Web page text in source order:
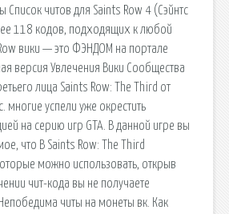
Список читов для Saints Row 4 (Сэйнтс
118 кодов, подходящих к любой
вики — это ФЭНДОМ на портале
версия Увлечения Вики Сообщества
лица Saints Row: The Third от
многие успели уже окрестить
на серию игр GTA. В данной игре вы
что В Saints Row: The Third
можно использовать, открыв
чит-кода вы не получаете
читы на монеты вк. Как